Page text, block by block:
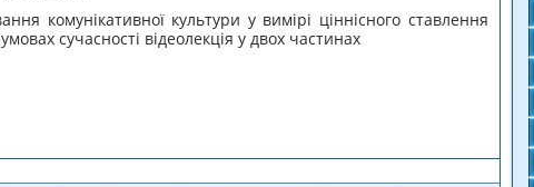
комунікативної культури у вимірі ціннісного ставлення
сучасності відеолекція у двох частинах
Технологія формування комунікативної культури у вимірі
інших в умовах сучасності відеолекція у двох